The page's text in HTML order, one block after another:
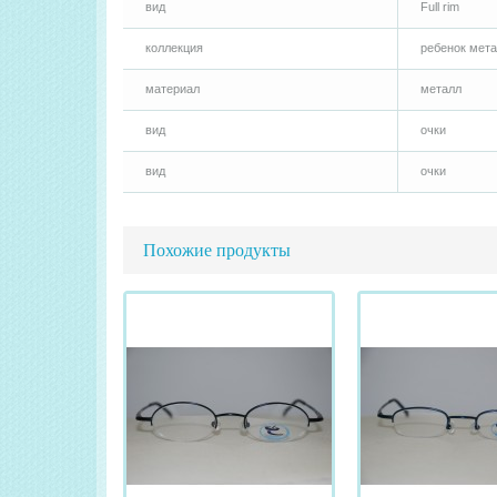
вид Full rim
коллекция ребенок
материал металл
вид очки
вид очки
Похожие продукты